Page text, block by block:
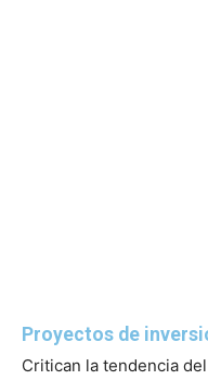
Proyectos de
Critican la tendencia